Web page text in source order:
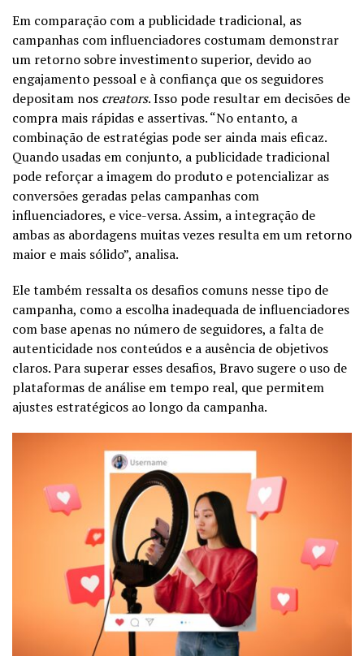
Em comparação com a publicidade tradicional, as
campanhas com influenciadores costumam demonstrar
um retorno sobre investimento superior, devido ao
engajamento pessoal e à confiança que os seguidores
depositam nos creators. Isso pode resultar em decisões de
compra mais rápidas e assertivas. “No entanto, a
combinação de estratégias pode ser ainda mais eficaz.
Quando usadas em conjunto, a publicidade tradicional
pode reforçar a imagem do produto e potencializar as
conversões geradas pelas campanhas com
influenciadores, e vice-versa. Assim, a integração de
ambas as abordagens muitas vezes resulta em um retorno
maior e mais sólido”, analisa.
Ele também ressalta os desafios comuns nesse tipo de
campanha, como a escolha inadequada de influenciadores
com base apenas no número de seguidores, a falta de
autenticidade nos conteúdos e a ausência de objetivos
claros. Para superar esses desafios, Bravo sugere o uso de
plataformas de análise em tempo real, que permitem
ajustes estratégicos ao longo da campanha.